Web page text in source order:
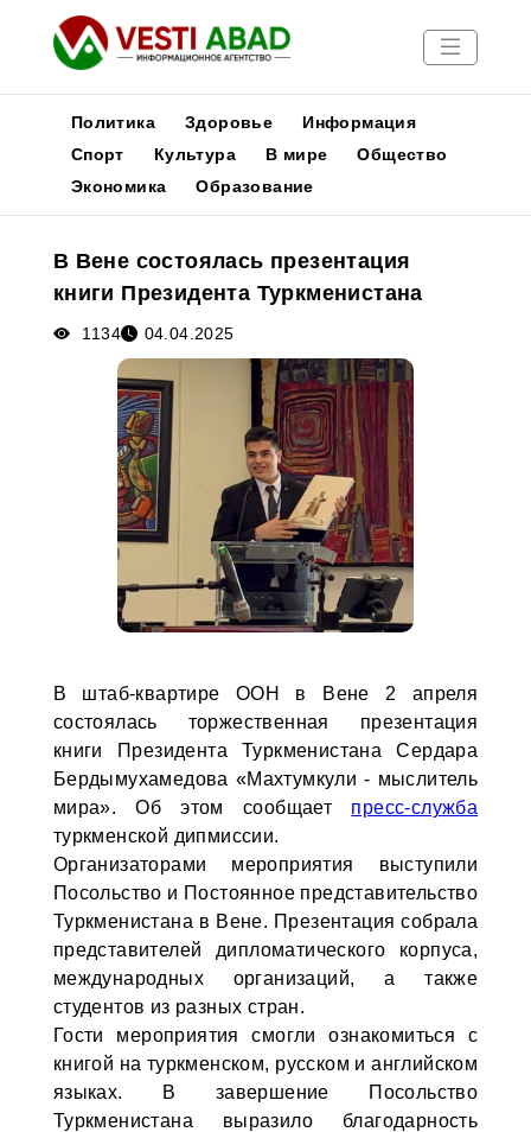
Новости
Медиа
Афиша
Политика Здоровье
Информация
Спорт
Культура В мире
Общество
Экономика
Образование
В Вене состоялась презентация
книги Президента Туркменистана
1134 04.04.2025
В штаб-квартире ООН в Вене 2 апреля
состоялась торжественная презентация
книги Президента Туркменистана Сердара
Бердымухамедова «Махтумкули - мыслитель
мира». Об этом сообщает пресс-служба
туркменской дипмиссии.
Организаторами мероприятия выступили
Посольство и Постоянное представительство
Туркменистана в Вене. Презентация собрала
представителей дипломатического корпуса,
международных организаций, а также
студентов из разных стран.
Гости мероприятия смогли ознакомиться с
книгой на туркменском, русском и английском
языках. В завершение Посольство
Туркменистана выразило благодарность